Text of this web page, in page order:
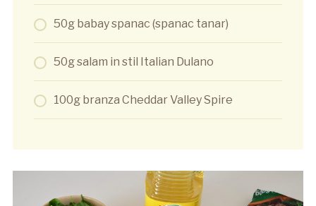
50g babay spanac (spanac tanar)
50g salam in stil Italian Dulano
100g branza Cheddar Valley Spire